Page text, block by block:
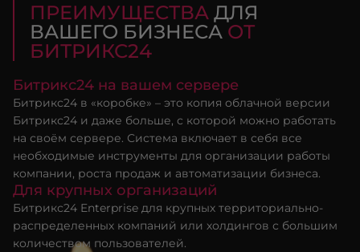
ПРЕИМУЩЕСТВА ДЛЯ
ВАШЕГО БИЗНЕСА ОТ
БИТРИКС24
Битрикс24 на вашем сервере
Битрикс24 в «коробке» – это копия облачной версии
Битрикс24 и даже больше, с которой можно работать
на своём сервере. Система включает в себя все
необходимые инструменты для организации работы
компании, роста продаж и автоматизации бизнеса.
Для крупных организаций
Битрикс24 Enterprise для крупных территориально-
распределенных компаний или холдингов с большим
количеством пользователей.